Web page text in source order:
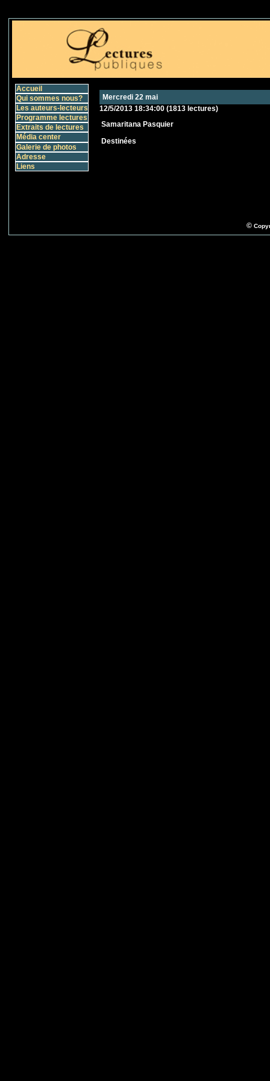
Accueil
Qui sommes nous?
Les auteurs-lecteurs
Programme lectures
Extraits de lectures
Média center
Galerie de photos
Adresse
Liens
Mercredi 22 mai
12/5/2013 18:34:00 (1813 lectures)
Samaritana Pasquier
Destinées
©